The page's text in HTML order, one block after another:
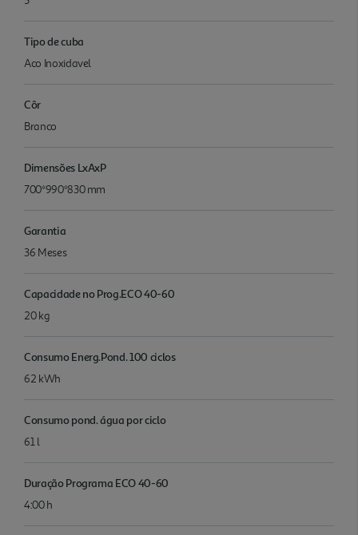
Tipo de cuba
Aco Inoxidavel
Côr
Branco
Dimensões LxAxP
700*990*830 mm
Garantia
36 Meses
Capacidade no Prog.ECO 40-60
20 kg
Consumo Energ.Pond. 100 ciclos
62 kWh
Consumo pond. água por ciclo
61 l
Duração Programa ECO 40-60
4:00 h